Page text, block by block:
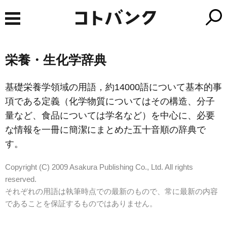
栄養・生化学辞典
基礎栄養学領域の用語，約14000語について基本的事
項である定義（化学物質についてはその構造、分子
量など、食品については学名など）を中心に、必要
な情報を一冊に簡潔にまとめた五十音順の辞典で
す。
Copyright (C) 2009 Asakura Publishing Co., Ltd. All rights
reserved.
それぞれの用語は執筆時点での最新のもので、常に最新の内容
であることを保証するものではありません。